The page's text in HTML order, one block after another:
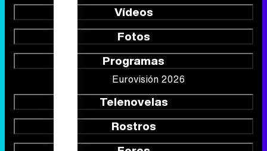
Vídeos
Fotos
Programas
Eurovisión 2026
Telenovelas
Rostros